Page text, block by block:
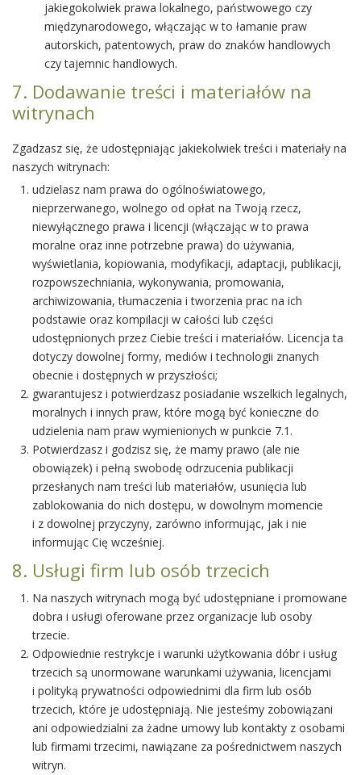
jakiegokolwiek prawa lokalnego, państwowego czy
międzynarodowego, włączając w to łamanie praw
autorskich, patentowych, praw do znaków handlowych
czy tajemnic handlowych.
7. Dodawanie treści i materiałów na
witrynach
Zgadzasz się, że udostępniając jakiekolwiek treści i materiały na
naszych witrynach:
udzielasz nam prawa do ogólnoświatowego,
nieprzerwanego, wolnego od opłat na Twoją rzecz,
niewyłącznego prawa i licencji (włączając w to prawa
moralne oraz inne potrzebne prawa) do używania,
wyświetlania, kopiowania, modyfikacji, adaptacji, publikacji,
rozpowszechniania, wykonywania, promowania,
archiwizowania, tłumaczenia i tworzenia prac na ich
podstawie oraz kompilacji w całości lub części
udostępnionych przez Ciebie treści i materiałów. Licencja ta
dotyczy dowolnej formy, mediów i technologii znanych
obecnie i dostępnych w przyszłości;
gwarantujesz i potwierdzasz posiadanie wszelkich legalnych,
moralnych i innych praw, które mogą być konieczne do
udzielenia nam praw wymienionych w punkcie 7.1.
Potwierdzasz i godzisz się, że mamy prawo (ale nie
obowiązek) i pełną swobodę odrzucenia publikacji
przesłanych nam treści lub materiałów, usunięcia lub
zablokowania do nich dostępu, w dowolnym momencie
i z dowolnej przyczyny, zarówno informując, jak i nie
informując Cię wcześniej.
8. Usługi firm lub osób trzecich
Na naszych witrynach mogą być udostępniane i promowane
dobra i usługi oferowane przez organizacje lub osoby
trzecie.
Odpowiednie restrykcje i warunki użytkowania dóbr i usług
trzecich są unormowane warunkami używania, licencjami
i polityką prywatności odpowiednimi dla firm lub osób
trzecich, które je udostępniają. Nie jesteśmy zobowiązani
ani odpowiedzialni za żadne umowy lub kontakty z osobami
lub firmami trzecimi, nawiązane za pośrednictwem naszych
witryn.